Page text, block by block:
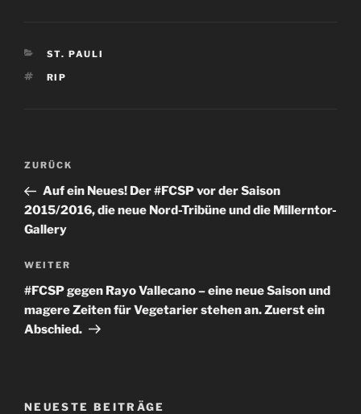
KATEGORIEN
ST. PAULI
SCHLAGWÖRTER
RIP
Beitragsnavigation
Vorheriger
Beitrag
ZURÜCK
Auf ein Neues! Der #FCSP vor der Saison
2015/2016, die neue Nord-Tribüne und die Millerntor-
Gallery
Nächster
Beitrag
WEITER
#FCSP gegen Rayo Vallecano – eine neue Saison und
magere Zeiten für Vegetarier stehen an. Zuerst ein
Abschied.
NEUESTE BEITRÄGE